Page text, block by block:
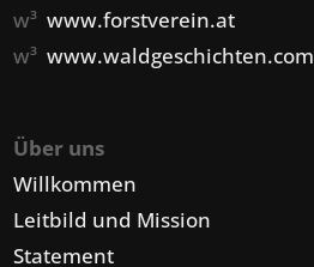
w³www.forstverein.at
w³www.waldgeschichten.com
Über uns
Willkommen
Leitbild und Mission
Statement